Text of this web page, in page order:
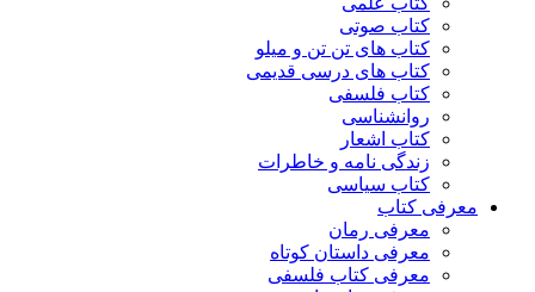
کتاب صوتی
کتاب های تن تن و میلو
کتاب های درسی قدیمی
کتاب فلسفی
روانشناسی
کتاب اشعار
زندگی نامه و خاطرات
کتاب سیاسی
معرفی کتاب
معرفی رمان
معرفی داستان کوتاه
معرفی کتاب فلسفی